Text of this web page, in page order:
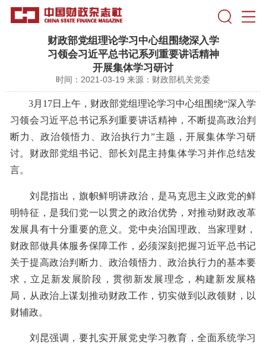
财政部党组理论学习中心组围绕深入学
习领会习近平总书记系列重要讲话精神
开展集体学习研讨
时间：2021-03-19 来源：财政部机关党委
3月17日上午，财政部党组理论学习中心组围绕“深入学
习领会习近平总书记系列重要讲话精神，不断提高政治判
断力、政治领悟力、政治执行力”主题，开展集体学习研
讨。财政部党组书记、部长刘昆主持集体学习并作总结发
言。
刘昆指出，旗帜鲜明讲政治，是马克思主义政党的鲜
明特征，是我们党一以贯之的政治优势，对推动财政改革
发展具有十分重要的意义。党中央治国理政、当家理财，
财政部做具体服务保障工作，必须深刻把握习近平总书记
关于提高政治判断力、政治领悟力、政治执行力的基本要
求，立足新发展阶段，贯彻新发展理念，构建新发展格
局，从政治上谋划推动财政工作，切实做到以政领财，以
财辅政。
刘昆强调，要扎实开展党史学习教育，全面系统学习